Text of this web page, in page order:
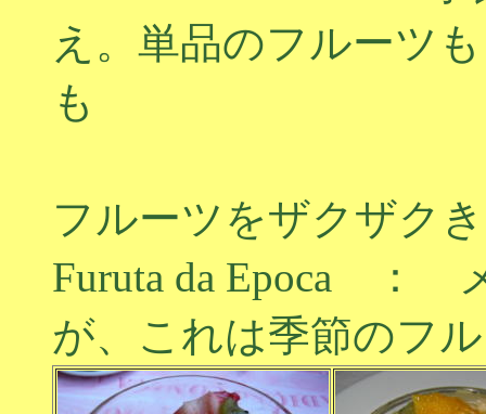
え。単品のフルーツ
も
フルーツをザクザク
Furuta da Epoca ：
が、これは季節のフ